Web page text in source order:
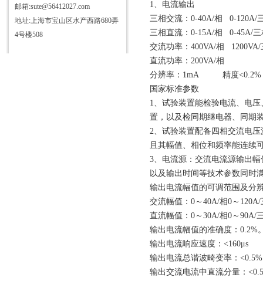
邮箱:sute@56412027.com
地址:上海市宝山区水产西路680弄
4号楼508
1、电流输出
三相交流：0-40A/相 0-120A/
三相直流：0-15A/相 0-45A/三
交流功率：400VA/相 1200VA/
直流功率：200VA/相
分辨率：1mA 精度<0.2%
国家标准参数
1、试验装置能检验电流、电
置，以及检同期继电器、同期
2、试验装置配备四相交流电
且其幅值、相位和频率能连续
3、电流源：交流电流源输出
以及输出时间等技术参数同时
输出电流幅值的可调范围及分
交流幅值：0～40A/相0～
直流幅值：0～30A/相0～90A/
输出电流幅值的准确度：0.2%
输出电流响应速度：<160μs
输出电流总谐波畸变率：
输出交流电流中直流分量：